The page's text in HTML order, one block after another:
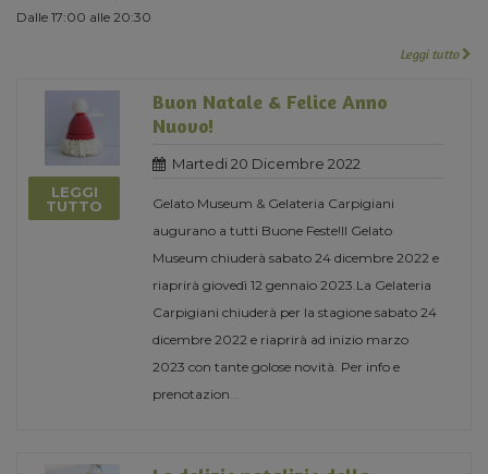
Dalle 17:00 alle 20:30
Leggi tutto
LEGGI
TUTTO
Buon Natale & Felice Anno
Nuovo!
Martedi 20 Dicembre 2022
Gelato Museum & Gelateria Carpigiani
augurano a tutti Buone Feste!Il Gelato
Museum chiuderà sabato 24 dicembre 2022 e
riaprirà giovedì 12 gennaio 2023.La Gelateria
Carpigiani chiuderà per la stagione sabato 24
dicembre 2022 e riaprirà ad inizio marzo
2023 con tante golose novità. Per info e
prenotazion